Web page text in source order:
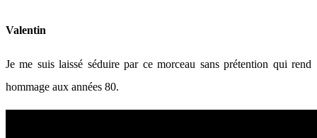
Valentin
Je me suis laissé séduire par ce morceau sans prétention qui rend
hommage aux années 80.